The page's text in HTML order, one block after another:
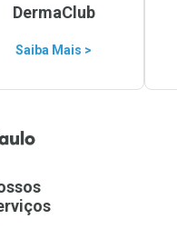
DermaClub
Saiba Mais >